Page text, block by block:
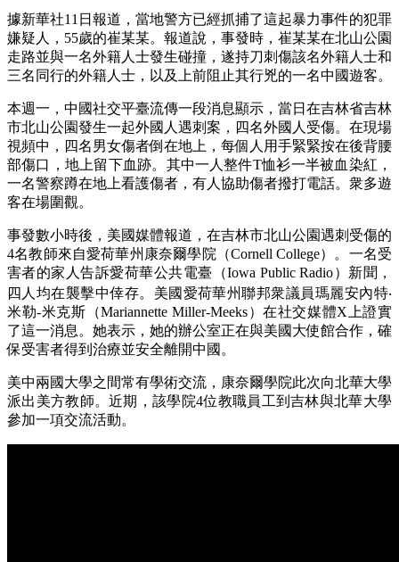
據新華社11日報道，當地警方已經抓捕了這起暴力事件的犯罪
嫌疑人，55歲的崔某某。報道說，事發時，崔某某在北山公園
走路並與一名外籍人士發生碰撞，遂持刀刺傷該名外籍人士和
三名同行的外籍人士，以及上前阻止其行兇的一名中國遊客。
本週一，中國社交平臺流傳一段消息顯示，當日在吉林省吉林
市北山公園發生一起外國人遇刺案，四名外國人受傷。在現場
視頻中，四名男女傷者倒在地上，每個人用手緊緊按在後背腰
部傷口，地上留下血跡。其中一人整件T恤衫一半被血染紅，
一名警察蹲在地上看護傷者，有人協助傷者撥打電話。衆多遊
客在場圍觀。
事發數小時後，美國媒體報道，在吉林市北山公園遇刺受傷的
4名教師來自愛荷華州康奈爾學院（Cornell College）。一名受
害者的家人告訴愛荷華公共電臺（Iowa Public Radio）新聞，
四人均在襲擊中倖存。美國愛荷華州聯邦衆議員瑪麗安內特‧
米勒-米克斯（Mariannette Miller-Meeks）在社交媒體X上證實
了這一消息。她表示，她的辦公室正在與美國大使館合作，確
保受害者得到治療並安全離開中國。
美中兩國大學之間常有學術交流，康奈爾學院此次向北華大學
派出美方教師。近期，該學院4位教職員工到吉林與北華大學
參加一項交流活動。